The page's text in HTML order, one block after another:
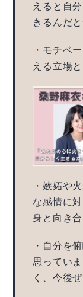
えると自
きるんだ
・モチベ
える立場
・嫉妬や
な感情に
身と向き
・自分を
思ってい
く、今後